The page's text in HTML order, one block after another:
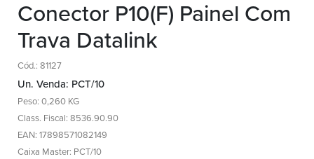
Conector P10(F) Painel Com
Trava Datalink
Cód.: 81127
Un. Venda: PCT/10
Peso: 0,260 KG
Class. Fiscal: 8536.90.90
EAN: 17898571082149
Caixa Master: PCT/10